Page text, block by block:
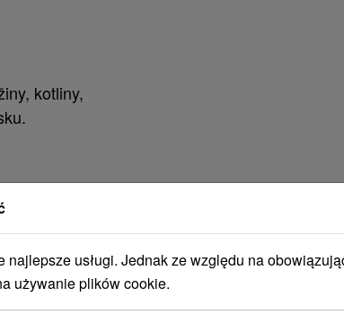
kotliny,
usługi. Jednak ze względu na
używanie plików cookie.